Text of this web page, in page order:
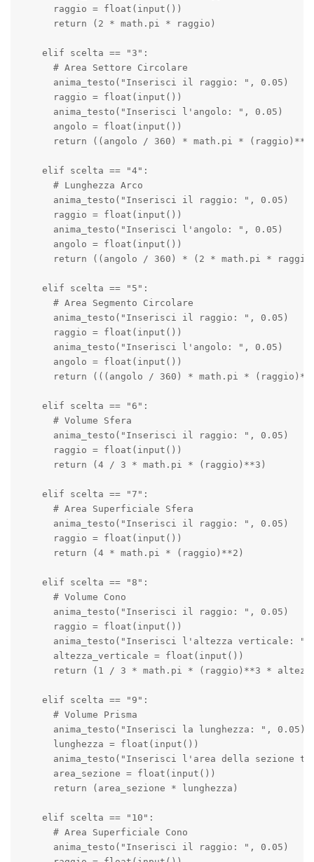
      raggio = float(input())
      return (2 * math.pi * raggio)
    elif scelta == "3":
      # Area Settore Circolare
      anima_testo("Inserisci il raggio: ", 0.05)
      raggio = float(input())
      anima_testo("Inserisci l'angolo: ", 0.05)
      angolo = float(input())
return ((angolo / 360) * math.pi *
    elif scelta == "4":
      # Lunghezza Arco
      anima_testo("Inserisci il raggio: ", 0.05)
      raggio = float(input())
      anima_testo("Inserisci l'angolo: ", 0.05)
      angolo = float(input())
return ((angolo / 360) * (2 * math.pi *
    elif scelta == "5":
      # Area Segmento Circolare
      anima_testo("Inserisci il raggio: ", 0.05)
      raggio = float(input())
      anima_testo("Inserisci l'angolo: ", 0.05)
      angolo = float(input())
return (((angolo / 360) * math.pi *
    elif scelta == "6":
      # Volume Sfera
      anima_testo("Inserisci il raggio: ", 0.05)
      raggio = float(input())
      return (4 / 3 * math.pi * (raggio)**3)
    elif scelta == "7":
      # Area Superficiale Sfera
      anima_testo("Inserisci il raggio: ", 0.05)
      raggio = float(input())
      return (4 * math.pi * (raggio)**2)
    elif scelta == "8":
      # Volume Cono
      anima_testo("Inserisci il raggio: ", 0.05)
      raggio = float(input())
anima_testo("Inserisci l'altezza verticale: ",
      altezza_verticale = float(input())
return (1 / 3 * math.pi * (raggio)**3 *
    elif scelta == "9":
      # Volume Prisma
      anima_testo("Inserisci la lunghezza: ", 0.05)
      lunghezza = float(input())
anima_testo("Inserisci l'area della sezione
      area_sezione = float(input())
      return (area_sezione * lunghezza)
    elif scelta == "10":
      # Area Superficiale Cono
      anima_testo("Inserisci il raggio: ", 0.05)